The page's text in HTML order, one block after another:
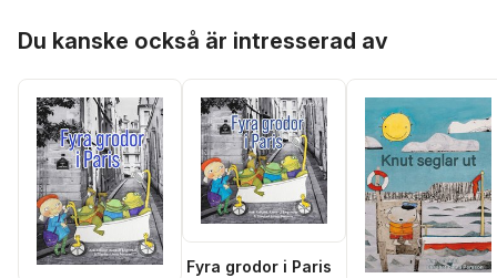
Du kanske också är intresserad av
Fyra grodor i Paris